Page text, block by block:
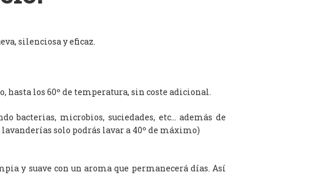
silenciosa y eficaz.
hasta los 60º de temperatura, sin coste adicional.
bacterias, microbios, suciedades, etc… además de
solo podrás lavar a 40º de máximo)
y suave con un aroma que permanecerá días. Así